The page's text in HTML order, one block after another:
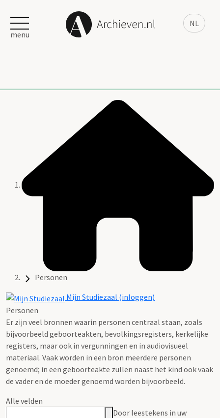
NL
menu
Personen
Mijn Studiezaal (inloggen)
Personen
Er zijn veel bronnen waarin personen centraal staan, zoals
bijvoorbeeld geboorteakten, bevolkingsregisters, kerkelijke
registers, maar ook in vergunningen en in audiovisueel
materiaal. Vaak worden in een bron meerdere personen
genoemd; in een geboorteakte zullen naast het kind ook vaak
de vader en de moeder genoemd worden bijvoorbeeld.
Alle velden
Door leestekens in uw